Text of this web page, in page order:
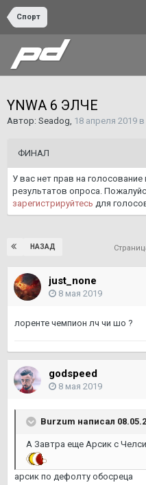
Спорт
YNWA 6 ЭЛЧЕ
Автор: Seadog, 18 апреля 2019 в
ФИНАЛ
У вас нет прав на
результатов опроса.
зарегистрируйтесь для
НАЗАД
just_none
8 мая 2019
лоренте чемпион лч чи шо ?
godspeed
8 мая 2019
Burzum написал
А Завтра еще Арсик с
арсик по дефолту обосреца